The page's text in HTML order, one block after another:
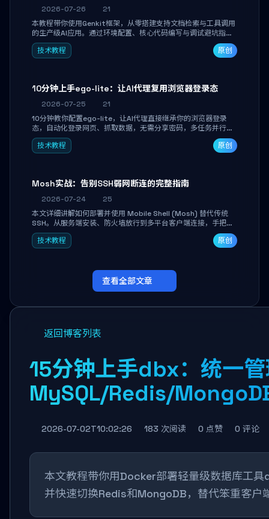
2026-07-26
21
本教程带你使用Genkit框架，从零搭建支持文档检索与工具调用
的生产级AI应用。通过环境配置、核心代码编写与调试避坑指
南，学完即可掌握多模型切换、RAG管道构建及函数调用注册，
独立开发高效AI智能体。
技术教程 原创
10分钟上手ego-lite：让AI代理复用浏览器登录态
2026-07-25
21
10分钟教你配置ego-lite，让AI代理直接继承你的浏览器登录
态，自动化登录网页、抓取数据，无需分享密码，多任务并行不
干扰日常使用。
技术教程
原创
Mosh实战：告别SSH弱网断连的完整指南
2026-07-24
25
本文详细讲解如何部署并使用 Mobile Shell (Mosh) 替代传统
SSH。从服务端安装、防火墙放行到多平台客户端连接，手把手
带你掌握本地回显、连接漫游与断线自动恢复等核心功能。彻底
解决高铁、移动网络等弱网场景下 SSH 频繁掉线、会话丢失的痛
技术教程 原创
查看全部文章
返回博客列表
15分钟上手dbx：统一
MySQL/Redis/
2026-07-02T10:02:26 183 次阅读 0 点赞 0 评论
本文教程带你用Docker部署轻量级数据库工
并快速切换Redis和MongoDB，替代笨重客户